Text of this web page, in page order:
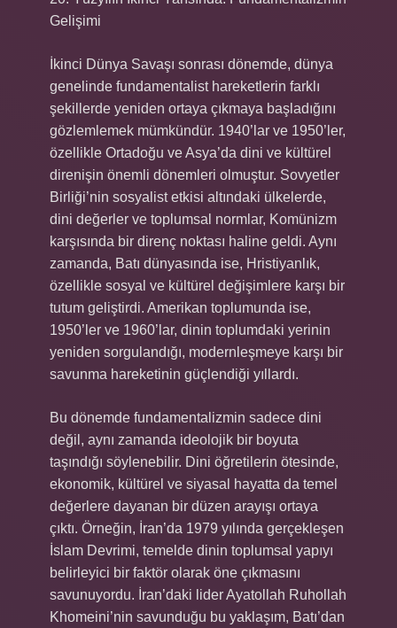
Gelişimi
İkinci Dünya Savaşı sonrası dönemde, dünya
genelinde fundamentalist hareketlerin farklı
şekillerde yeniden ortaya çıkmaya başladığını
gözlemlemek mümkündür. 1940’lar ve 1950’ler,
özellikle Ortadoğu ve Asya’da dini ve kültürel
direnişin önemli dönemleri olmuştur. Sovyetler
Birliği’nin sosyalist etkisi altındaki ülkelerde,
dini değerler ve toplumsal normlar, Komünizm
karşısında bir direnç noktası haline geldi. Aynı
zamanda, Batı dünyasında ise, Hristiyanlık,
özellikle sosyal ve kültürel değişimlere karşı bir
tutum geliştirdi. Amerikan toplumunda ise,
1950’ler ve 1960’lar, dinin toplumdaki yerinin
yeniden sorgulandığı, modernleşmeye karşı bir
savunma hareketinin güçlendiği yıllardı.
Bu dönemde fundamentalizmin sadece dini
değil, aynı zamanda ideolojik bir boyuta
taşındığı söylenebilir. Dini öğretilerin ötesinde,
ekonomik, kültürel ve siyasal hayatta da temel
değerlere dayanan bir düzen arayışı ortaya
çıktı. Örneğin, İran’da 1979 yılında gerçekleşen
İslam Devrimi, temelde dinin toplumsal yapıyı
belirleyici bir faktör olarak öne çıkmasını
savunuyordu. İran’daki lider Ayatollah Ruhollah
Khomeini’nin savunduğu bu yaklaşım, Batı’dan